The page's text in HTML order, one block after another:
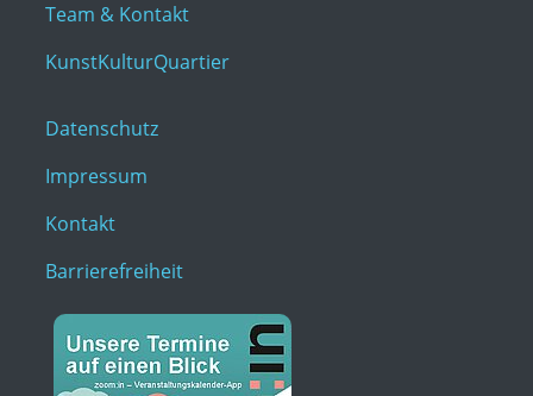
Team & Kontakt
KunstKulturQuartier
Datenschutz
Impressum
Kontakt
Barrierefreiheit